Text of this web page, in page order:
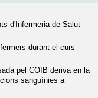
d'Infermeria de Salut
durant el curs
pel COIB deriva en la
sanguínies a